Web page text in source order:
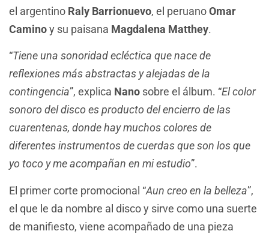
el argentino Raly Barrionuevo, el peruanoOmar
Caminoy su paisana Magdalena Matthey.
“Tiene una sonoridad ecléctica que nace de
reflexiones más abstractas y alejadas de la
contingencia”, explica Nano sobre el álbum. “El color
sonoro del disco es producto del encierro de las
cuarentenas, donde hay muchos colores de
diferentes instrumentos de cuerdas que son los que
yo toco y me acompañan en mi estudio”.
El primer corte promocional “Aun creo en la belleza”,
el que le da nombre al disco y sirve como una suerte
de manifiesto, viene acompañado de una pieza